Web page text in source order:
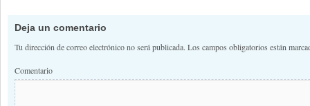
Deja un comentario
Tu dirección de correo electrónico no será publicada. Los campos obligatorios están
Comentario